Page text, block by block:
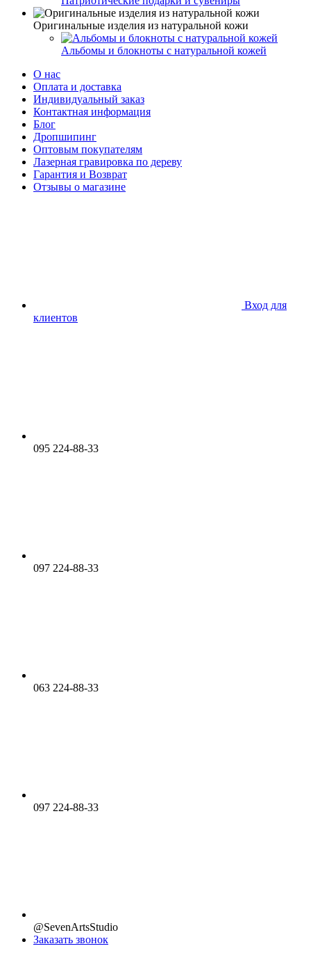
Оригинальные изделия из натуральной кожи
Альбомы и блокноты с натуральной кожей
О нас
Оплата и доставка
Индивидуальный заказ
Контактная информация
Блог
Дропшипинг
Оптовым покупателям
Лазерная гравировка по дереву
Гарантия и Возврат
Отзывы о магазине
Вход для
клиентов
095 224-88-33
097 224-88-33
063 224-88-33
097 224-88-33
@SevenArtsStudio
Заказать звонок